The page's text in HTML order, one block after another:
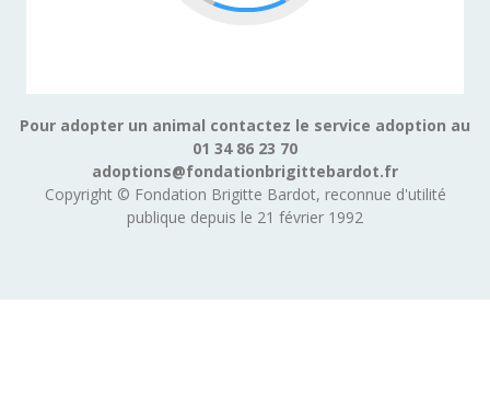
Pour adopter un animal contactez le service adoption au
01 34 86 23 70
adoptions@fondationbrigittebardot.fr
Copyright © Fondation Brigitte Bardot, reconnue d'utilité
publique depuis le 21 février 1992